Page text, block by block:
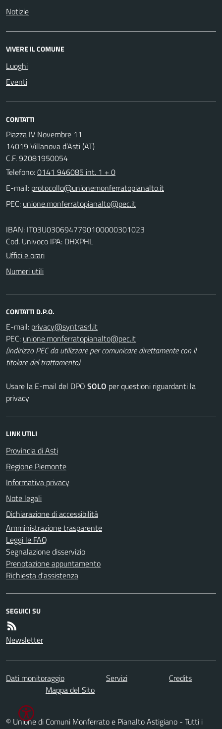
Notizie
VIVERE IL COMUNE
Luoghi
Eventi
CONTATTI
Piazza IV Novembre 11
14019 Villanova d’Asti (AT)
C.F. 92081950054
Telefono:0141 946085 int. 1 + 0
E-mail:
PEC:
IBAN: IT03U0306947790100000301023
Cod. Univoco IPA: DHXPHL
Uffici e orari
Numeri utili
CONTATTI D.P.O.
E-mail:
PEC:
(indirizzo PEC da utilizzare per comunicare direttamente con il
titolare del trattamento)
Usare la E-mail del DPO SOLO per questioni riguardanti la
privacy
LINK UTILI
Provincia di Asti
Regione Piemonte
Informativa privacy
Note legali
Dichiarazione di accessibilità
Amministrazione trasparente
Leggi le FAQ
Segnalazione disservizio
Prenotazione appuntamento
Richiesta d'assistenza
SEGUICI SU
Newsletter
Dati monitoraggio Servizi
Credits
Mappa del Sito
© Unione di Comuni Monferrato e Pianalto Astigiano - Tutti i